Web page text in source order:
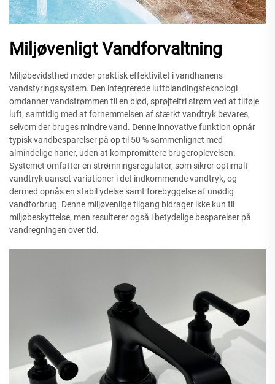
Miljøvenligt Vandforvaltning
Miljøbevidsthed møder praktisk effektivitet i vandhanens
vandstyringssystem. Den integrerede luftblandingsteknologi
omdanner vandstrømmen til en blød, sprøjtelfri strøm ved at tilføje
luft, samtidig med at fornemmelsen af stærkt vandtryk bevares,
selvom der bruges mindre vand. Denne innovative funktion opnår
typisk vandbesparelser på op til 50 % sammenlignet med
almindelige haner, uden at kompromittere brugeroplevelsen.
Systemet omfatter en strømningsregulator, som sikrer optimalt
vandtryk uanset variationer i det indkommende vandtryk, og
dermed opnås en stabil ydelse samt forebyggelse af unødig
vandforbrug. Denne miljøvenlige tilgang bidrager ikke kun til
miljøbeskyttelse, men resulterer også i betydelige besparelser på
vandregningen over tid.